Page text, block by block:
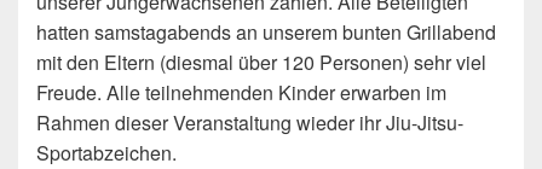
hatten samstagabends an unserem bunten Grillabend
mit den Eltern (diesmal über 120 Personen) sehr viel
Freude. Alle teilnehmenden Kinder erwarben im
Rahmen dieser Veranstaltung wieder ihr Jiu-Jitsu-
Sportabzeichen.